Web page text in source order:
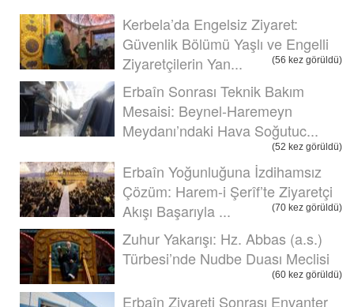
Kerbela’da Engelsiz Ziyaret:
Güvenlik Bölümü Yaşlı ve Engelli
Ziyaretçilerin Yan...
(56 kez görüldü)
Erbaîn Sonrası Teknik Bakım
Mesaisi: Beynel-Haremeyn
Meydanı’ndaki Hava Soğutuc...
(52 kez görüldü)
Erbaîn Yoğunluğuna İzdihamsız
Çözüm: Harem-i Şerîf’te Ziyaretçi
Akışı Başarıyla ...
(70 kez görüldü)
Zuhur Yakarışı: Hz. Abbas (a.s.)
Türbesi’nde Nudbe Duası Meclisi
(60 kez görüldü)
Erbaîn Ziyareti Sonrası Envanter